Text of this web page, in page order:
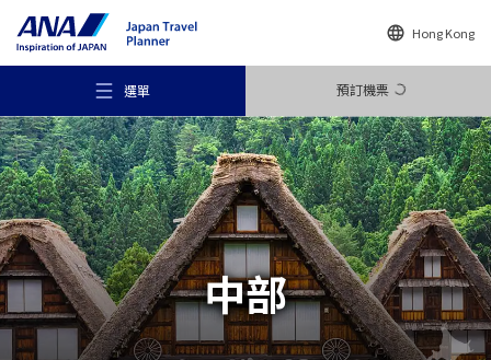
Hong Kong
選單 預訂機票
推薦地方
旅遊構想
中部